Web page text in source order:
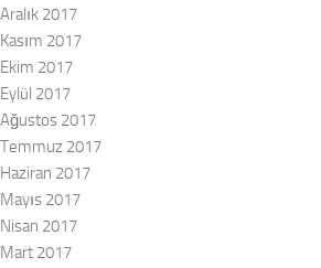
Aralık 2017
Kasım 2017
Ekim 2017
Eylül 2017
Ağustos 2017
Temmuz 2017
Haziran 2017
Mayıs 2017
Nisan 2017
Mart 2017